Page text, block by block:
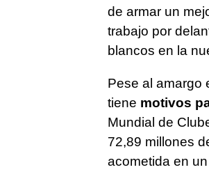
de armar un
trabajo por
blancos en la
Pese al amargo
tiene motivos
Mundial de
72,89 millones
acometida en